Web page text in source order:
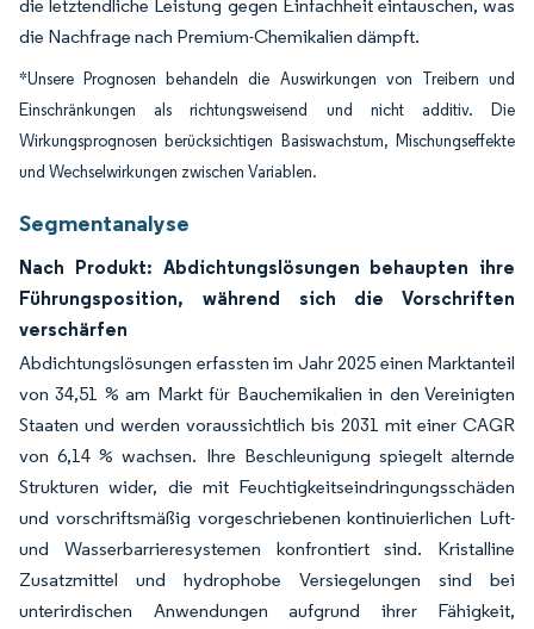
die letztendliche Leistung gegen Einfachheit eintauschen, was
die Nachfrage nach Premium-Chemikalien dämpft.
*Unsere Prognosen behandeln die Auswirkungen von Treibern und
Einschränkungen als richtungsweisend und nicht additiv. Die
Wirkungsprognosen berücksichtigen Basiswachstum, Mischungseffekte
und Wechselwirkungen zwischen Variablen.
Segmentanalyse
Nach Produkt: Abdichtungslösungen behaupten ihre
Führungsposition, während sich die Vorschriften
verschärfen
Abdichtungslösungen erfassten im Jahr 2025 einen Marktanteil
von 34,51 % am Markt für Bauchemikalien in den Vereinigten
Staaten und werden voraussichtlich bis 2031 mit einer CAGR
von 6,14 % wachsen. Ihre Beschleunigung spiegelt alternde
Strukturen wider, die mit Feuchtigkeitseindringungsschäden
und vorschriftsmäßig vorgeschriebenen kontinuierlichen Luft-
und Wasserbarrieresystemen konfrontiert sind. Kristalline
Zusatzmittel und hydrophobe Versiegelungen sind bei
unterirdischen Anwendungen aufgrund ihrer Fähigkeit,